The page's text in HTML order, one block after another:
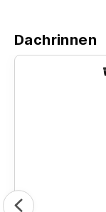
Dachrinnen